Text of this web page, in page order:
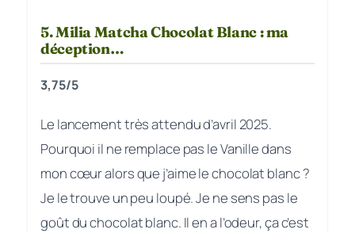
5. Milia Matcha Chocolat Blanc : ma
déception…
3,75/5
Le lancement très attendu d’avril 2025.
Pourquoi il ne remplace pas le Vanille dans
mon cœur alors que j’aime le chocolat blanc ?
Je le trouve un peu loupé. Je ne sens pas le
goût du chocolat blanc. Il en a l’odeur, ça c’est